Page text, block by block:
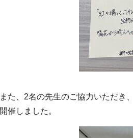
また、2名の先生のご協力いただき
開催しました。